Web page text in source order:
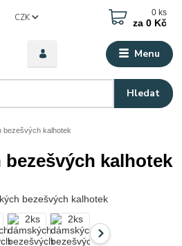
Menu
CZK
Hledat
0 ks
za 0 Kč
bezešvých kalhotek
bezešvých kalhotek